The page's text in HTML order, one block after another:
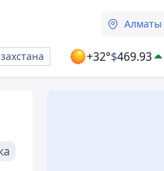
Алматы
+32°$469.93